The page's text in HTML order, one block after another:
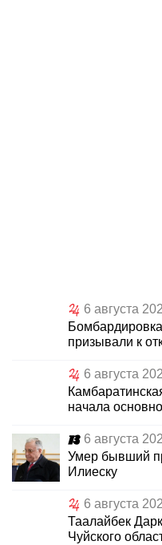
6 августа
призывали к
6 августа
начала
6 августа
Умер бывший
Илиеску
6 августа
Таалайбек
Чуйского